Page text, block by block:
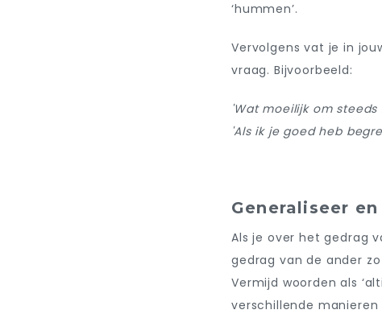
‘hummen’.
Vervolgens vat je in
vraag. Bijvoorbeeld:
'Wat moeilijk om
'Als ik je goed heb
Generaliseer
Als je over het gedrag
gedrag van de ander
Vermijd woorden als
verschillende manieren